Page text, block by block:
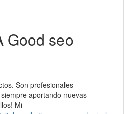
Good seo
Son profesionales
aportando nuevas
Mi